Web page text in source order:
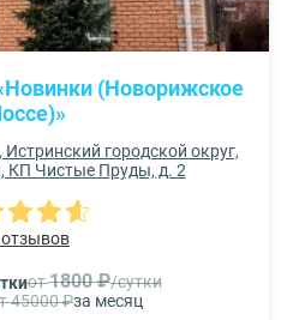
(Новорижское
городской округ,
КП Чистые Пруды, д. 2
отзывов
от1800 ₽/сутки
45000 ₽за месяц